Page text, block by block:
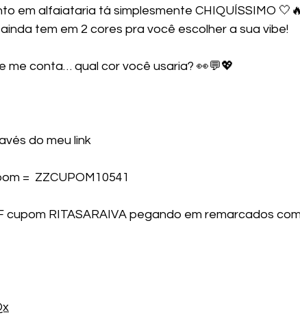
em alfaiataria tá simplesmente CHIQUÍSSIMO
tem em 2 cores pra você escolher a sua vibe!
me conta… qual cor você usaria? 👀💬💖
do meu link
=  ZZCUPOM10541
cupom RITASARAIVA pegando em remarcados